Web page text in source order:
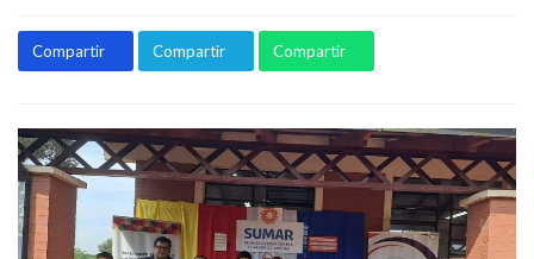
Compartir Compartir Compartir